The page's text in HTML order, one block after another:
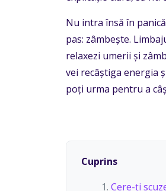
Nu intra însă în
pas: zâmbește.
relaxezi umerii și
vei recâștiga energia
poți urma pentru a
Cuprins
Cere-ți